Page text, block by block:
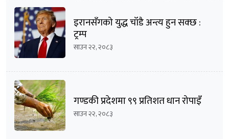
इरानसँगको युद्ध चाँडै अन्त्य हुन सक्छ :
ट्रम्प
साउन २२, २०८३
गण्डकी प्रदेशमा ९९ प्रतिशत धान रोपाइँ
साउन २२, २०८३